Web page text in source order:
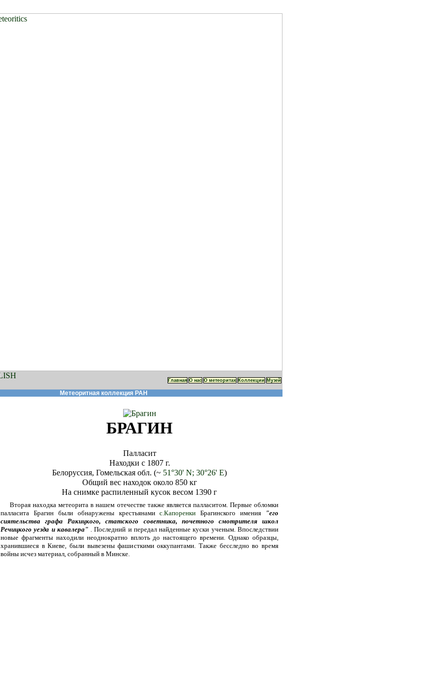
Главная О нас О метеоритах Коллекции Музей
Метеоритная коллекция РАН
БРАГИН
Палласит
Находки с 1807 г.
Белоруссия, Гомельская обл. (~ 51°30' N; 30°26' E)
Общий вес находок около 850 кг
На снимке распиленный кусок весом 1390 г
Вторая находка метеорита в нашем отечестве также является палласитом. Первые обломки
палласита Брагин были обнаружены крестьянамис.Капоренки Брагинского имения
"его
сиятельства графа Ракицкого, статского советника, почетного смотрителя школ
Речицкого уезда и кавалера". Последний и передал найденные куски ученым. Впоследствии
новые фрагменты находили неоднократно вплоть до настоящего времени. Однако образцы,
хранившиеся в Киеве, были вывезены фашисткими оккупантами. Также бесследно во время
войны исчез материал, собранный в Минске.